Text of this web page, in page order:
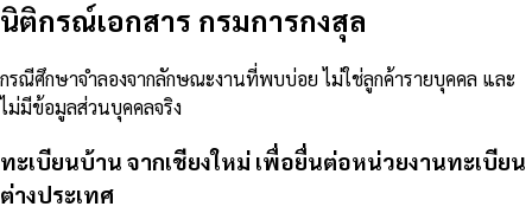
นิติกรณ์เอกสาร กรมการกงสุล
กรณีศึกษาจำลองจากลักษณะงานที่พบบ่อย ไม่ใช่ลูกค้ารายบุคคล และ
ไม่มีข้อมูลส่วนบุคคลจริง
ทะเบียนบ้าน จากเชียงใหม่ เพื่อยื่นต่อหน่วยงานทะเบียน
ต่างประเทศ